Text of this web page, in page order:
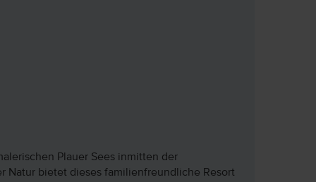
Plauer Sees inmitten der
Natur bietet dieses familienfreundliche Resort